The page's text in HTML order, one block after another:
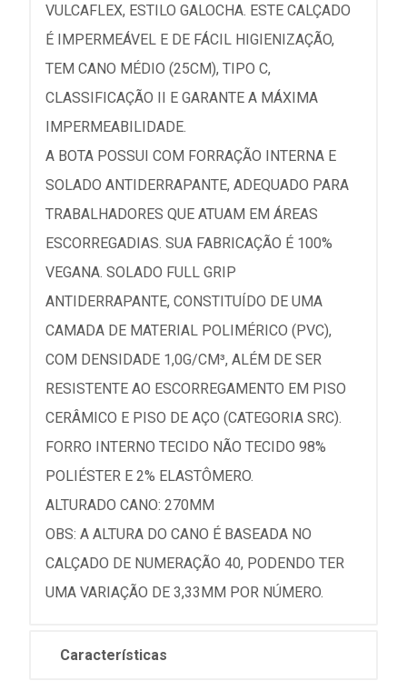
VULCAFLEX, ESTILO GALOCHA. ESTE CALÇADO
É IMPERMEÁVEL E DE FÁCIL HIGIENIZAÇÃO,
TEM CANO MÉDIO (25CM), TIPO C,
CLASSIFICAÇÃO II E GARANTE A MÁXIMA
IMPERMEABILIDADE.
A BOTA POSSUI COM FORRAÇÃO INTERNA E
SOLADO ANTIDERRAPANTE, ADEQUADO PARA
TRABALHADORES QUE ATUAM EM ÁREAS
ESCORREGADIAS. SUA FABRICAÇÃO É 100%
VEGANA. SOLADO FULL GRIP
ANTIDERRAPANTE, CONSTITUÍDO DE UMA
CAMADA DE MATERIAL POLIMÉRICO (PVC),
COM DENSIDADE 1,0G/CM³, ALÉM DE SER
RESISTENTE AO ESCORREGAMENTO EM PISO
CERÂMICO E PISO DE AÇO (CATEGORIA SRC).
FORRO INTERNO TECIDO NÃO TECIDO 98%
POLIÉSTER E 2% ELASTÔMERO.
ALTURADO CANO: 270MM
OBS: A ALTURA DO CANO É BASEADA NO
CALÇADO DE NUMERAÇÃO 40, PODENDO TER
UMA VARIAÇÃO DE 3,33MM POR NÚMERO.
Características